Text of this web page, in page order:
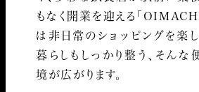
もなく開業を迎える「
は非日常のショッピングを楽し
暮らしもしっかり整う、そん
境が広がります。